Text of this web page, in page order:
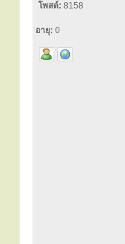
โพสต์: 8158
อายุ: 0